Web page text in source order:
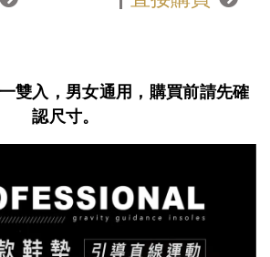
雙入，男女通用，購買前請先確
認尺寸。